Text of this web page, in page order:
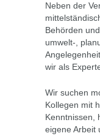
Neben der
Behörden
umwelt-,
wir als
Wir suchen
Kollegen mit
Kenntnissen,
eigene Arbeit